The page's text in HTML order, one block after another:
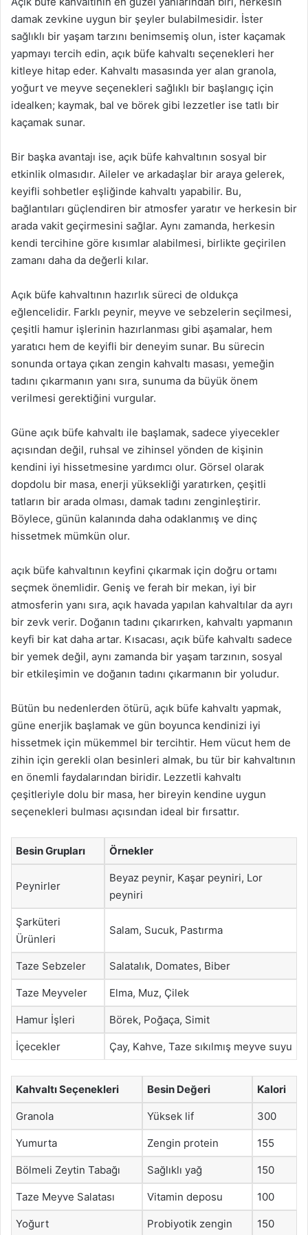
damak zevkine uygun bir şeyler bulabilmesidir. İster
sağlıklı bir yaşam tarzını benimsemiş olun, ister kaçamak
yapmayı tercih edin, açık büfe kahvaltı seçenekleri her
kitleye hitap eder. Kahvaltı masasında yer alan granola,
yoğurt ve meyve seçenekleri sağlıklı bir başlangıç için
idealken; kaymak, bal ve börek gibi lezzetler ise tatlı bir
kaçamak sunar.
Bir başka avantajı ise, açık büfe kahvaltının sosyal bir
etkinlik olmasıdır. Aileler ve arkadaşlar bir araya gelerek,
keyifli sohbetler eşliğinde kahvaltı yapabilir. Bu,
bağlantıları güçlendiren bir atmosfer yaratır ve herkesin bir
arada vakit geçirmesini sağlar. Aynı zamanda, herkesin
kendi tercihine göre kısımlar alabilmesi, birlikte geçirilen
zamanı daha da değerli kılar.
Açık büfe kahvaltının hazırlık süreci de oldukça
eğlencelidir. Farklı peynir, meyve ve sebzelerin seçilmesi,
çeşitli hamur işlerinin hazırlanması gibi aşamalar, hem
yaratıcı hem de keyifli bir deneyim sunar. Bu sürecin
sonunda ortaya çıkan zengin kahvaltı masası, yemeğin
tadını çıkarmanın yanı sıra, sunuma da büyük önem
verilmesi gerektiğini vurgular.
Güne açık büfe kahvaltı ile başlamak, sadece yiyecekler
açısından değil, ruhsal ve zihinsel yönden de kişinin
kendini iyi hissetmesine yardımcı olur. Görsel olarak
dopdolu bir masa, enerji yüksekliği yaratırken, çeşitli
tatların bir arada olması, damak tadını zenginleştirir.
Böylece, günün kalanında daha odaklanmış ve dinç
hissetmek mümkün olur.
açık büfe kahvaltının keyfini çıkarmak için doğru ortamı
seçmek önemlidir. Geniş ve ferah bir mekan, iyi bir
atmosferin yanı sıra, açık havada yapılan kahvaltılar da ayrı
bir zevk verir. Doğanın tadını çıkarırken, kahvaltı yapmanın
keyfi bir kat daha artar. Kısacası, açık büfe kahvaltı sadece
bir yemek değil, aynı zamanda bir yaşam tarzının, sosyal
bir etkileşimin ve doğanın tadını çıkarmanın bir yoludur.
Bütün bu nedenlerden ötürü, açık büfe kahvaltı yapmak,
güne enerjik başlamak ve gün boyunca kendinizi iyi
hissetmek için mükemmel bir tercihtir. Hem vücut hem de
zihin için gerekli olan besinleri almak, bu tür bir kahvaltının
en önemli faydalarından biridir. Lezzetli kahvaltı
çeşitleriyle dolu bir masa, her bireyin kendine uygun
seçenekleri bulması açısından ideal bir fırsattır.
Besin Grupları Örnekler
Peynirler
Beyaz peynir, Kaşar peyniri, Lor
peyniri
Şarküteri
Ürünleri
Salam, Sucuk, Pastırma
Taze Sebzeler Salatalık, Domates, Biber
Taze Meyveler Elma, Muz, Çilek
Hamur İşleri Börek, Poğaça, Simit
İçecekler Çay, Kahve, Taze sıkılmış meyve suyu
Kahvaltı Seçenekleri Besin Değeri Kalori
Granola Yüksek lif 300
Yumurta Zengin protein 155
Bölmeli Zeytin Tabağı Sağlıklı yağ 150
Taze Meyve Salatası Vitamin deposu 100
Yoğurt Probiyotik zengin 150